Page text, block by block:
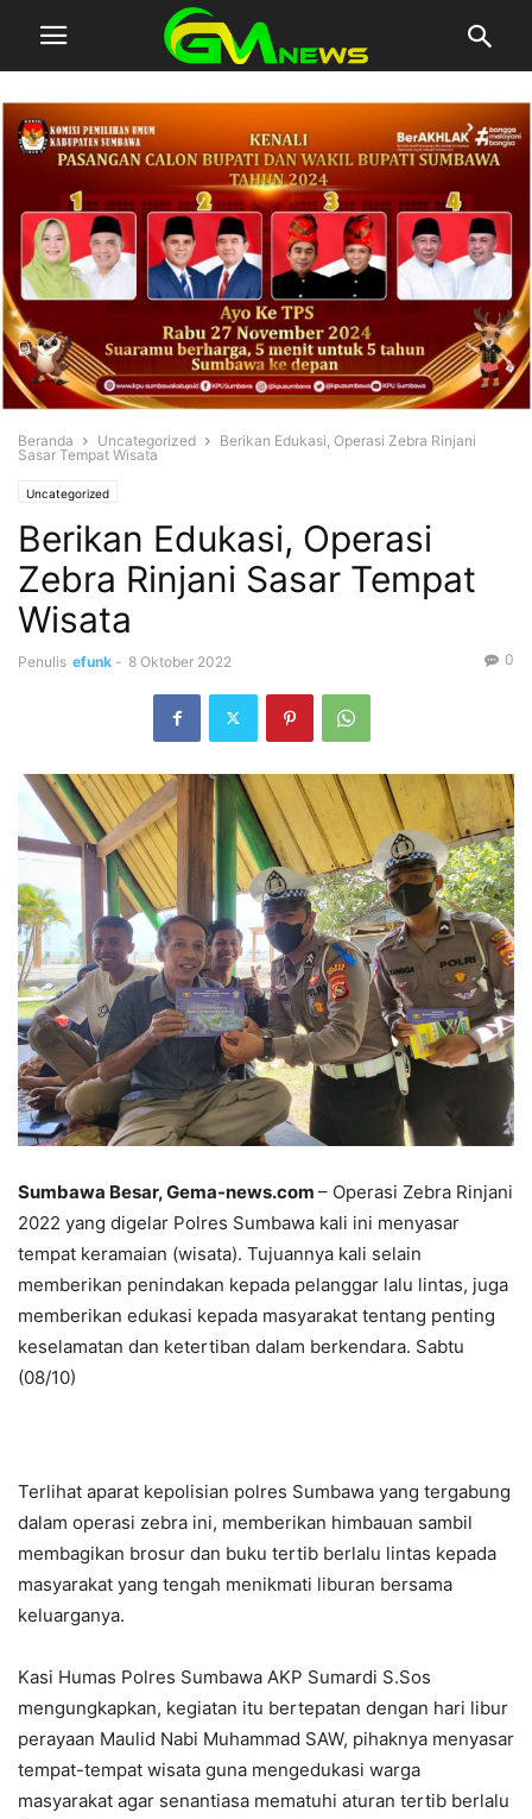
Beranda Uncategorized
Berikan Edukasi, Operasi Zebra Rinjani
Sasar Tempat Wisata
Uncategorized
Berikan Edukasi, Operasi
Zebra Rinjani Sasar Tempat
Wisata
Penulis efunk - 8 Oktober 2022 0
Sumbawa Besar, Gema-news.com – Operasi Zebra Rinjani
2022 yang digelar Polres Sumbawa kali ini menyasar
tempat keramaian (wisata). Tujuannya kali selain
memberikan penindakan kepada pelanggar lalu lintas, juga
memberikan edukasi kepada masyarakat tentang penting
keselamatan dan ketertiban dalam berkendara. Sabtu
(08/10)
Terlihat aparat kepolisian polres Sumbawa yang tergabung
dalam operasi zebra ini, memberikan himbauan sambil
membagikan brosur dan buku tertib berlalu lintas kepada
masyarakat yang tengah menikmati liburan bersama
keluarganya.
Kasi Humas Polres Sumbawa AKP Sumardi S.Sos
mengungkapkan, kegiatan itu bertepatan dengan hari libur
perayaan Maulid Nabi Muhammad SAW, pihaknya menyasar
tempat-tempat wisata guna mengedukasi warga
masyarakat agar senantiasa mematuhi aturan tertib berlalu